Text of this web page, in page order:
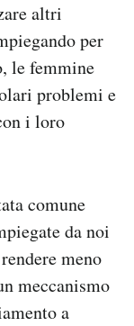
altri
per
le femmine
problemi e
i loro
comune
da noi
meno
meccanismo
a